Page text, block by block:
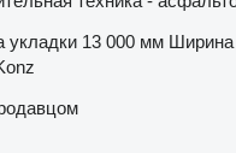
укладки 13 000 мм Ширина